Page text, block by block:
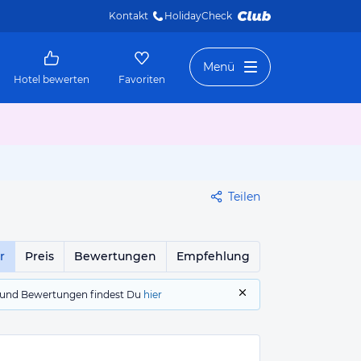
Kontakt HolidayCheck
Hotel bewerten Favoriten
Menü
Teilen
Preis Bewertungen Empfehlung
Bewertungen findest Du hier